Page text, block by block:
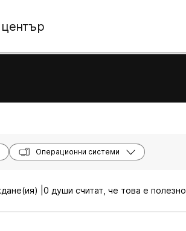
Операционни системи
| 0 души считат, че това е полезно